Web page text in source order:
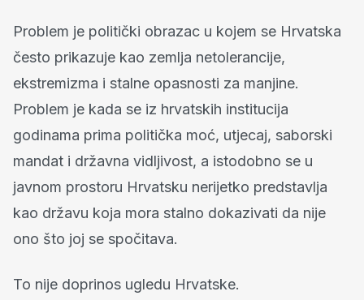
Problem je politički obrazac u kojem se Hrvatska
često prikazuje kao zemlja netolerancije,
ekstremizma i stalne opasnosti za manjine.
Problem je kada se iz hrvatskih institucija
godinama prima politička moć, utjecaj, saborski
mandat i državna vidljivost, a istodobno se u
javnom prostoru Hrvatsku nerijetko predstavlja
kao državu koja mora stalno dokazivati da nije
ono što joj se spočitava.
To nije doprinos ugledu Hrvatske.